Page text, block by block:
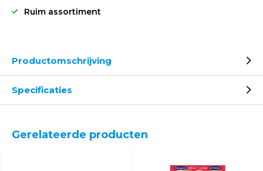
Ruim assortiment
Productomschrijving
Specificaties
Gerelateerde producten